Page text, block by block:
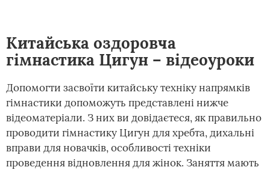
Китайська оздоровча
гімнастика Цигун – відеоуроки
Допомогти засвоїти китайську техніку напрямків
гімнастики допоможуть представлені нижче
відеоматеріали. З них ви довідаєтеся, як правильно
проводити гімнастику Цигун для хребта, дихальні
вправи для новачків, особливості техніки
проведення відновлення для жінок. Заняття мають